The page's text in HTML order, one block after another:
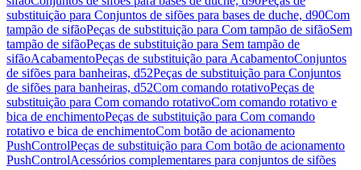
substituição para Conjuntos de sifões para bases de duche, d90Com
tampão de sifãoPeças de substituição para Com tampão de sifãoSem
tampão de sifãoPeças de substituição para Sem tampão de
sifãoAcabamentoPeças de substituição para AcabamentoConjuntos
de sifões para banheiras, d52Peças de substituição para Conjuntos
de sifões para banheiras, d52Com comando rotativoPeças de
substituição para Com comando rotativoCom comando rotativo e
bica de enchimentoPeças de substituição para Com comando
rotativo e bica de enchimentoCom botão de acionamento
PushControlPeças de substituição para Com botão de acionamento
PushControlAcessórios complementares para conjuntos de sifões